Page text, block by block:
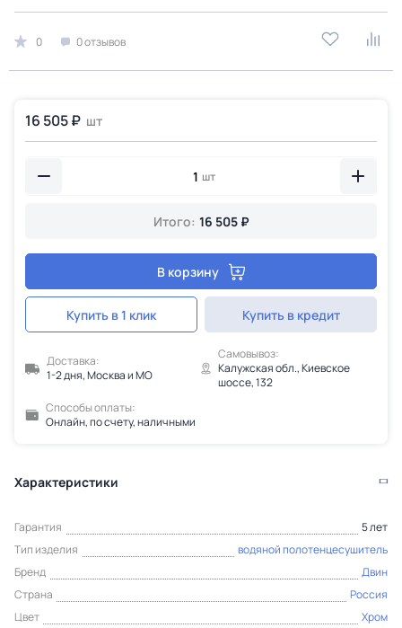
0 0 отзывов
16 505 ₽ шт
шт
Итого: 16 505 ₽
В корзину
Купить в 1 клик Купить в кредит
Доставка:
1-2 дня, Москва и МО
Самовывоз:
Калужская обл., Киевское
шоссе, 132
Способы оплаты:
Онлайн, по счету, наличными
Характеристики
Гарантия
5 лет
Тип изделия
водяной полотенцесушитель
Бренд
Двин
Страна
Россия
Цвет
Хром